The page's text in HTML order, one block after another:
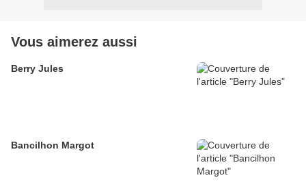
Vous aimerez aussi
Berry Jules
Bancilhon Margot